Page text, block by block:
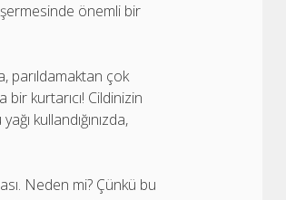
önemli bir
parıldamaktan çok
kurtarıcı! Cildinizin
kullandığınızda,
Neden mi? Çünkü bu